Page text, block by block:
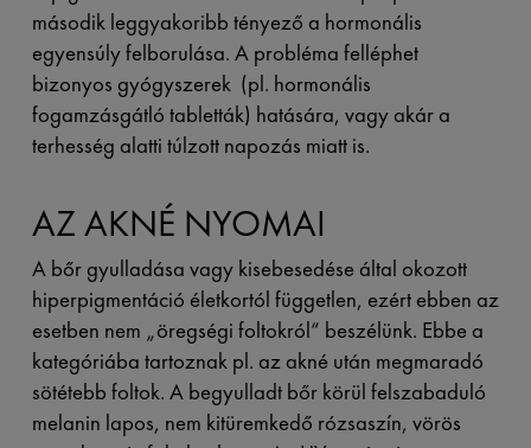
második leggyakoribb tényező a hormonális
egyensúly felborulása. A probléma felléphet
bizonyos gyógyszerek (pl. hormonális
fogamzásgátló tabletták) hatására, vagy akár a
terhesség alatti túlzott napozás miatt is.
AZ AKNÉ NYOMAI
A bőr gyulladása vagy kisebesedése által okozott
hiperpigmentáció életkortól független, ezért ebben az
esetben nem „öregségi foltokról“ beszélünk. Ebbe a
kategóriába tartoznak pl. az akné után megmaradó
sötétebb foltok. A begyulladt bőr körül felszabaduló
melanin lapos, nem kitüremkedő rózsaszín, vörös